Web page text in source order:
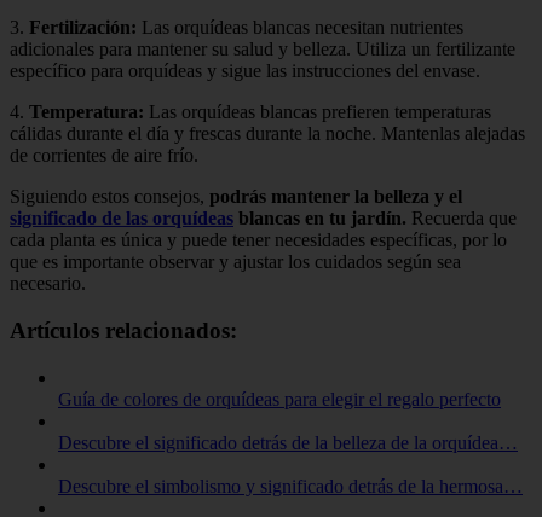
3. Fertilización: Las orquídeas blancas necesitan nutrientes
adicionales para mantener su salud y belleza. Utiliza un fertilizante
específico para orquídeas y sigue las instrucciones del envase.
4. Temperatura: Las orquídeas blancas prefieren temperaturas
cálidas durante el día y frescas durante la noche. Mantenlas alejadas
de corrientes de aire frío.
Siguiendo estos consejos, podrás mantener la belleza y el
significado de las orquídeas blancas en tu jardín. Recuerda que
cada planta es única y puede tener necesidades específicas, por lo
que es importante observar y ajustar los cuidados según sea
necesario.
Artículos relacionados:
Guía de colores de orquídeas para elegir el regalo perfecto
Descubre el significado detrás de la belleza de la orquídea…
Descubre el simbolismo y significado detrás de la hermosa…